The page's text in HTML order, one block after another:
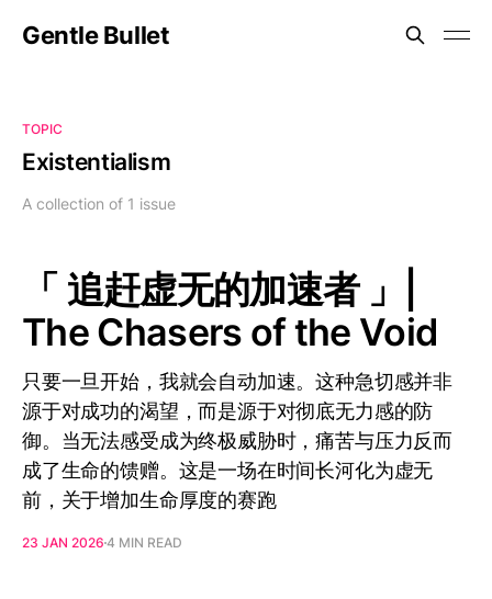
Gentle Bullet
TOPIC
Existentialism
A collection of 1 issue
「 追赶虚无的加速者 」|
The Chasers of the Void
只要一旦开始，我就会自动加速。这种急切感并非
源于对成功的渴望，而是源于对彻底无力感的防
御。当无法感受成为终极威胁时，痛苦与压力反而
成了生命的馈赠。这是一场在时间长河化为虚无
前，关于增加生命厚度的赛跑
23 JAN 2026 4 MIN READ